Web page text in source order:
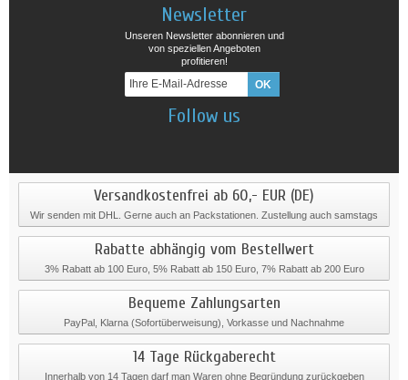
Newsletter
Unseren Newsletter abonnieren und
von speziellen Angeboten
profitieren!
Follow us
Versandkostenfrei ab 60,- EUR (DE)
Wir senden mit DHL. Gerne auch an Packstationen. Zustellung auch samstags
Rabatte abhängig vom Bestellwert
3% Rabatt ab 100 Euro, 5% Rabatt ab 150 Euro, 7% Rabatt ab 200 Euro
Bequeme Zahlungsarten
PayPal, Klarna (Sofortüberweisung), Vorkasse und Nachnahme
14 Tage Rückgaberecht
Innerhalb von 14 Tagen darf man Waren ohne Begründung zurückgeben